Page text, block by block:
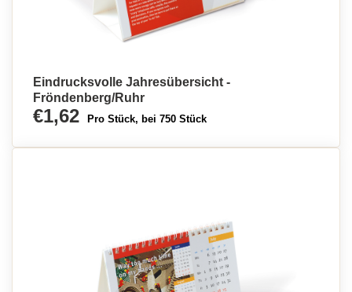
Eindrucksvolle Jahresübersicht -
Fröndenberg/Ruhr
€1,62 Pro Stück, bei 750 Stück